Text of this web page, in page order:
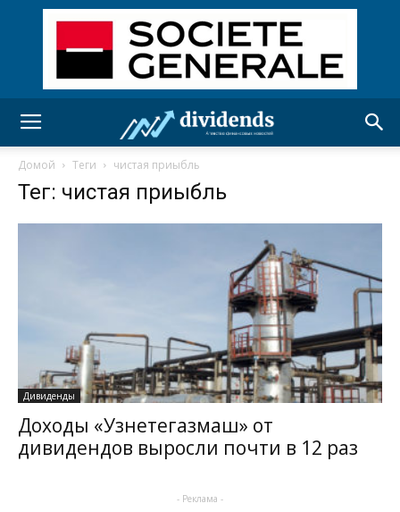
Домой Теги чистая приыбль
Тег: чистая приыбль
Дивиденды
Доходы «Узнетегазмаш» от
дивидендов выросли почти в 12 раз
- Реклама -